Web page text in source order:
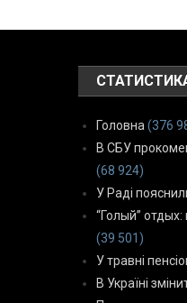
Головна (376
В СБУ
(68 924)
У Раді
“Голый”
(39 501)
У травні
В Україні